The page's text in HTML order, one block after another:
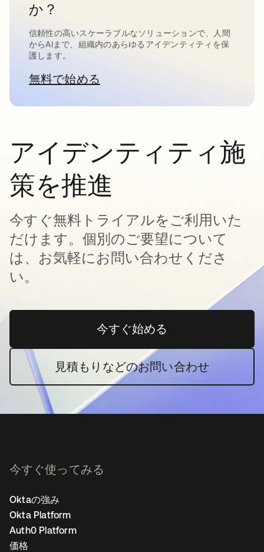
か？
信頼性の高いスケーラブルなソリューションで、人間
からAIまで、組織内のあらゆるアイデンティティを保
護します。
無料で始める新しいタブで開く
アイデンティティ施
策を推進
今すぐ無料トライアルをご利用いた
だけます。個別のご要望について
は、お気軽にお問い合わせくださ
い。
今すぐ始める新しいタブで開く
見積もりなどのお問い合わせ
今すぐ使ってみる
Oktaの強み
Okta Platform
Auth0 Platform
価格